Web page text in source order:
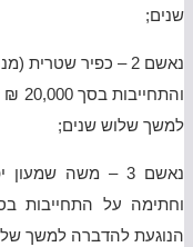
שנים;
למשך שלוש שנים;
הנוגעת להדברה למשך